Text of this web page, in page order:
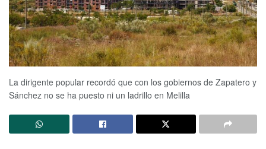
La dirigente popular recordó que con los gobiernos de Zapatero y
Sánchez no se ha puesto ni un ladrillo en Melilla